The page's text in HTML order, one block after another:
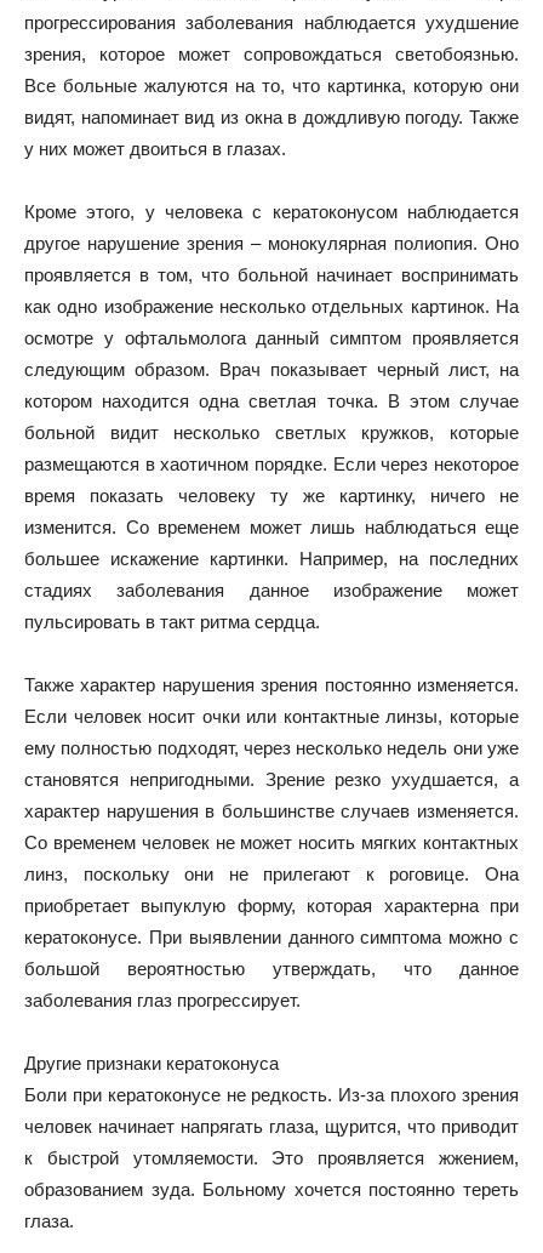
прогрессирования заболевания наблюдается ухудшение
зрения, которое может сопровождаться светобоязнью.
Все больные жалуются на то, что картинка, которую они
видят, напоминает вид из окна в дождливую погоду. Также
у них может двоиться в глазах.
Кроме этого, у человека с кератоконусом наблюдается
другое нарушение зрения – монокулярная полиопия. Оно
проявляется в том, что больной начинает воспринимать
как одно изображение несколько отдельных картинок. На
осмотре у офтальмолога данный симптом проявляется
следующим образом. Врач показывает черный лист, на
котором находится одна светлая точка. В этом случае
больной видит несколько светлых кружков, которые
размещаются в хаотичном порядке. Если через некоторое
время показать человеку ту же картинку, ничего не
изменится. Со временем может лишь наблюдаться еще
большее искажение картинки. Например, на последних
стадиях заболевания данное изображение может
пульсировать в такт ритма сердца.
Также характер нарушения зрения постоянно изменяется.
Если человек носит очки или контактные линзы, которые
ему полностью подходят, через несколько недель они уже
становятся непригодными. Зрение резко ухудшается, а
характер нарушения в большинстве случаев изменяется.
Со временем человек не может носить мягких контактных
линз, поскольку они не прилегают к роговице. Она
приобретает выпуклую форму, которая характерна при
кератоконусе. При выявлении данного симптома можно с
большой вероятностью утверждать, что данное
заболевания глаз прогрессирует.
Другие признаки кератоконуса
Боли при кератоконусе не редкость. Из-за плохого зрения
человек начинает напрягать глаза, щурится, что приводит
к быстрой утомляемости. Это проявляется жжением,
образованием зуда. Больному хочется постоянно тереть
глаза.